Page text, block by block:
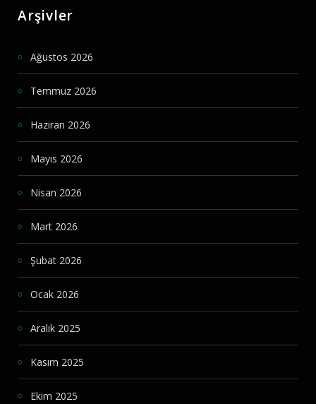
Arşivler
Ağustos 2026
Temmuz 2026
Haziran 2026
Mayıs 2026
Nisan 2026
Mart 2026
Şubat 2026
Ocak 2026
Aralık 2025
Kasım 2025
Ekim 2025